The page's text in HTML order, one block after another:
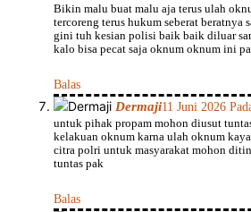
Bikin malu buat malu aja terus ulah
tercoreng terus hukum seberat beratnya
gini tuh kesian polisi baik baik diluar
kalo bisa pecat saja oknum oknum ini
Balas
Dermaji11 Juni 2026
untuk pihak propam mohon diusut
kelakuan oknum karna ulah oknum
citra polri untuk masyarakat mohon
tuntas pak
Balas